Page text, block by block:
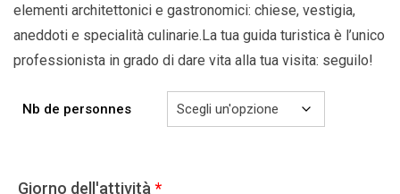
elementi architettonici e gastronomici: chiese, vestigia,
aneddoti e specialità culinarie.La tua guida turistica è l’unico
professionista in grado di dare vita alla tua visita: seguilo!
Nb de personnes
Giorno dell'attività *